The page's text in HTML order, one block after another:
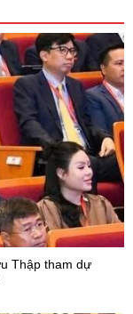
Thập tham dự